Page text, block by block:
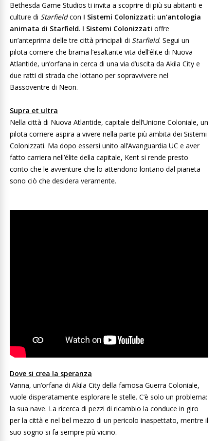
Bethesda Game Studios ti invita a scoprire di più su abitanti e
culture di Starfieldcon I Sistemi Colonizzati: un’antologia
animata di Starfield. I Sistemi Colonizzati offre
un’anteprima delle tre città principali di Starfield. Segui un
pilota corriere che brama l’esaltante vita dell’élite di Nuova
Atlantide, un’orfana in cerca di una via d’uscita da Akila City e
due ratti di strada che lottano per sopravvivere nel
Bassoventre di Neon.
Supra et ultra
Nella città di Nuova Atlantide, capitale dell’Unione Coloniale, un
pilota corriere aspira a vivere nella parte più ambita dei Sistemi
Colonizzati. Ma dopo essersi unito all’Avanguardia UC e aver
fatto carriera nell’élite della capitale, Kent si rende presto
conto che le avventure che lo attendono lontano dal pianeta
sono ciò che desidera veramente.
Dove si crea la speranza
Vanna, un’orfana di Akila City della famosa Guerra Coloniale,
vuole disperatamente esplorare le stelle. C’è solo un problema:
la sua nave. La ricerca di pezzi di ricambio la conduce in giro
per la città e nel bel mezzo di un pericolo inaspettato, mentre il
suo sogno si fa sempre più vicino.